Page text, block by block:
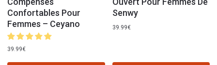
Confortables Pour
Femmes – Ceyano
39.99€
Senwy
39.99€